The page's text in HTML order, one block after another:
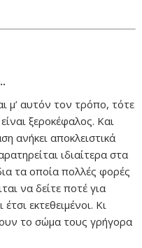
μ’ αυτόν τον τρόπο, τότε
ξεροκέφαλος. Και
ανήκει αποκλειστικά
ιδιαίτερα στα
τα οποία πολλές φορές
να δείτε ποτέ για
εκτεθειμένοι. Κι
το σώμα τους γρήγορα